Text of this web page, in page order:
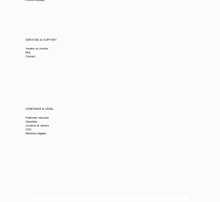
SERVICES & SUPPORT
Vendre sa montre
FAQ
Contact
CONFIANCE & LÉGAL
Paiement sécurisé
Garanties
Livraison & retours
CGV
Mentions légales